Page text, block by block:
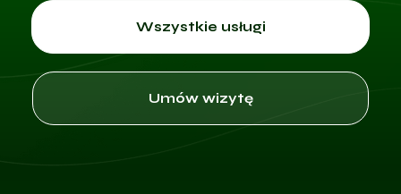
Wszystkie usługi
Umów wizytę